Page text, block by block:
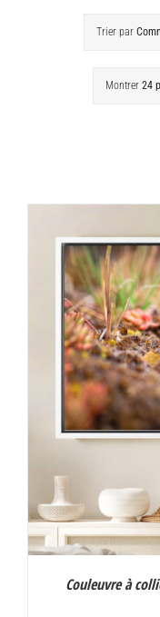
Trier par
Montrer 24
Couleuvre à